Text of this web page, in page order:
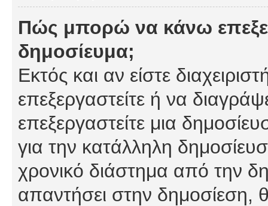
Πώς μπορώ να κάνω
δημοσίευμα;
Εκτός και αν είστε
επεξεργαστείτε ή να
επεξεργαστείτε μια
για την κατάλληλη
χρονικό διάστημα από την
απαντήσει στην δημοσίεση,